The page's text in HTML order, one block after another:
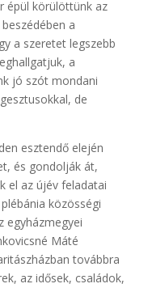
épül körülöttünk az
a
a szeretet legszebb
a
jó szót mondani
de
esztendő elején
és gondolják át,
el az újév feladatai
közösségi
egyházmegyei
Máté
továbbra
az idősek, családok,